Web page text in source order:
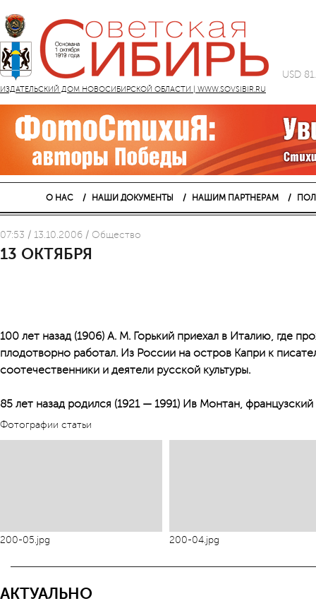
ИЗДАТЕЛЬСКИЙ ДОМ НОВОСИБИРСКОЙ ОБЛАСТИ | WWW.SOVSIBIR.RU
USD
О НАС НАШИ ДОКУМЕНТЫ НАШИМ ПАРТНЕРАМ
07:53 / 13.10.2006 / Общество
13 ОКТЯБРЯ
100 лет назад (1906) А. М. Горький приехал в Италию, где
плодотворно работал. Из России на остров Капри к
соотечественники и деятели русской культуры.
85 лет назад родился (1921 — 1991) Ив Монтан, французский
Фотографии статьи
200-05.jpg 200-04.jpg
АКТУАЛЬНО